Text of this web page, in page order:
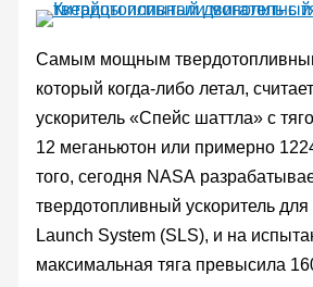
Самым мощным
который когда-либо летал,
ускоритель «Спейс шаттла» с
12 меганьютон или примерно
того, сегодня NASA
твердотопливный ускоритель
Launch System (SLS), и на
максимальная тяга превысила